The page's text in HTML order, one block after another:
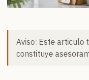
Aviso: Este articulo
constituye